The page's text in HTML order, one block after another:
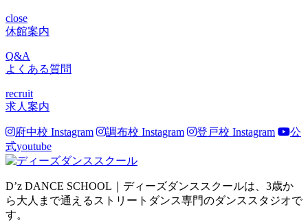
close
休館案内
Q&A
よくある質問
recruit
求人案内
府中校 Instagram 調布校 Instagram 登戸校 Instagram
公
式youtube
D’z DANCE SCHOOL｜ディーズダンススクールは、3歳か
ら大人まで通えるストリートダンス専門のダンススタジオで
す。